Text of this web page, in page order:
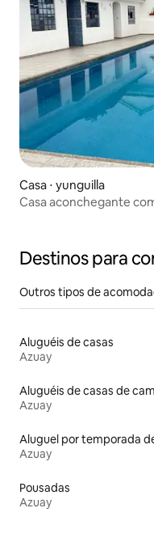
Casa ⋅ yunguilla
Casa aconchegante
Destinos para
Outros tipos de
Aluguéis de casas
Azuay
Aluguéis de casas de
Azuay
Azuay
Pousadas
Azuay